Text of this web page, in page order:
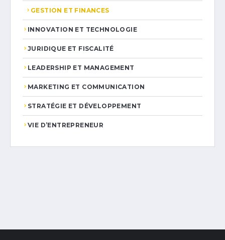
GESTION ET FINANCES
INNOVATION ET TECHNOLOGIE
JURIDIQUE ET FISCALITÉ
LEADERSHIP ET MANAGEMENT
MARKETING ET COMMUNICATION
STRATÉGIE ET DÉVELOPPEMENT
VIE D’ENTREPRENEUR